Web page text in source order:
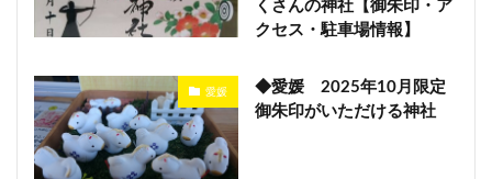
くさんの神社【御朱印・ア
クセス・駐車場情報】
愛媛
◆愛媛 2025年10月限定
御朱印がいただける神社